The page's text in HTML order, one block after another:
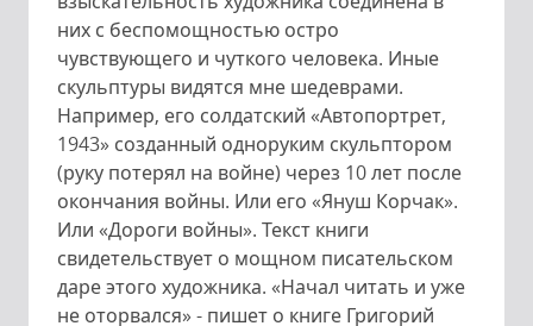
них с беспомощностью остро
чувствующего и чуткого человека. Иные
скульптуры видятся мне шедеврами.
Например, его солдатский «Автопортрет,
1943» созданный одноруким скульптором
(руку потерял на войне) через 10 лет после
окончания войны. Или его «Януш Корчак».
Или «Дороги войны». Текст книги
свидетельствует о мощном писательском
даре этого художника. «Начал читать и уже
не оторвался» - пишет о книге Григорий